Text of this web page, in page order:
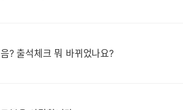
음? 출석체크 뭐 바뀌었나요?